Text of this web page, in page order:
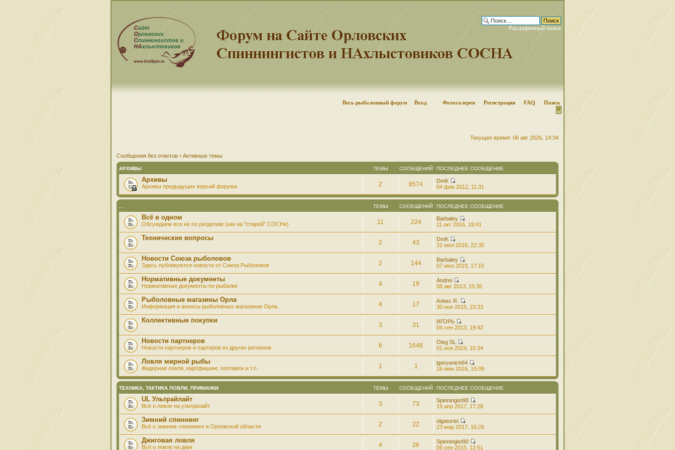
Расширенный поиск
Весь рыболовный форум Вход Фотогалерея Регистрация FAQ Поиск
Текущее время: 06 авг 2026, 14:34
Сообщения без ответов • Активные темы
АРХИВЫ ТЕМЫ СООБЩЕНИЙ ПОСЛЕДНЕЕ СООБЩЕНИЕ
Архивы
Архивы предыдущих версий форума 2 8574
DmK
04 фев 2012, 11:31
ТЕМЫ СООБЩЕНИЙ ПОСЛЕДНЕЕ СООБЩЕНИЕ
Всё в одном
Обсуждаем все не по разделам (как на "старой" СОСНе) 11 224
Barbaley
11 окт 2016, 19:41
Технические вопросы
2 43
DmK
31 июл 2016, 22:35
Новости Союза рыболовов
Здесь публикуются новости от Союза Рыболовов 2 144
Barbaley
07 июл 2019, 17:15
Нормативные документы
Нормативные документы по рыбалке 4 19
Andrei
06 авг 2013, 15:35
Рыболовные магазины Орла
Информация и анонсы рыболовных магазинов Орла. 4 17
Алекс R.
30 ноя 2015, 23:33
Коллективные покупки
3 31
ИГОРЬ
04 сен 2013, 19:42
Новости партнеров
Новости партнеров и партеров из других регионов 6 1648
Oleg SL
01 ноя 2024, 16:34
Ловля мирной рыбы
Фидерная ловля, карпфишинг, поплавок и т.п. 1 1
igoryanich64
16 июн 2016, 15:09
ТЕХНИКА, ТАКТИКА ЛОВЛИ, ПРИМАНКИ ТЕМЫ СООБЩЕНИЙ ПОСЛЕДНЕЕ СООБЩЕНИЕ
UL Ультрайлайт
Все о ловле на ультралайт 3 73
Spinningist90
19 апр 2017, 17:28
Зимний спиннинг
Всё о зимнем спиннинге в Орловской области 2 22
olgaturist
23 мар 2017, 16:26
Джиговая ловля
Всё о ловле на джиг 4 26
Spinningist90
08 сен 2015, 12:51